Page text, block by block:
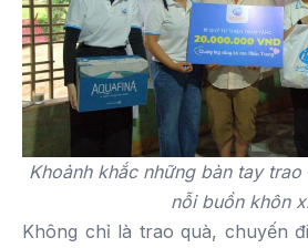
Khoảnh khắc những bàn tay trao
nỗi buồn khôn
Không chỉ là trao quà, chuyến